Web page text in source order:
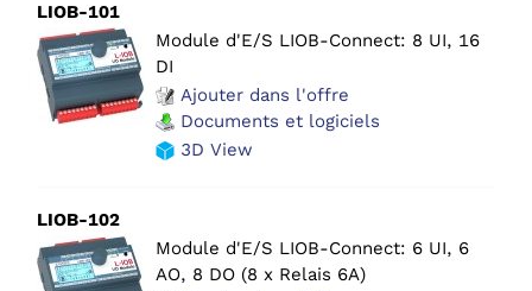
LIOB-101
Module d'E/S LIOB-Connect: 8 UI, 16
DI
Ajouter dans l'offre
Documents et logiciels
3D View
LIOB-102
Module d'E/S LIOB-Connect: 6 UI, 6
AO, 8 DO (8 x Relais 6A)